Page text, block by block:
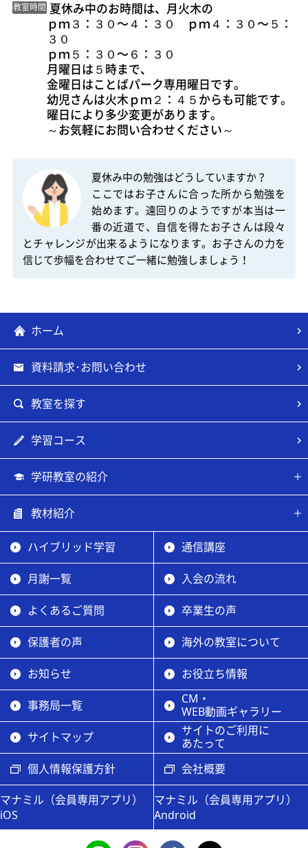
教室時間 夏休み中のお時間は、月火木の
ｐｍ３：３０〜４：３０　ｐｍ４：３０〜５：
３０
ｐｍ５：３０〜６：３０
月曜日は５時まで、
金曜日はことばパーク専用曜日です。
幼児さんは火木ｐｍ２：４５からも可能です。
曜日により多少変更があります。
～お気軽にお問い合わせください～
夏休み中の勉強はどうしていますか？
ここではお子さんに合った所から勉強を
始めます。遠回りのようですが本当は一
番の近道で、自信を得たお子さんは段々
とチャレンジが出来るようになります。お子さんの力を
信じて歩幅を合わせてご一緒に勉強しましょう！
ホーム
資料請求･お問い合わせ
教室を探す
学習コース
学研教室の紹介
教材紹介
ハイブリッド学習 通信講座
月謝一覧 入会の流れ
よくあるご質問 卒業生の声
保護者の声 海外の教室について
お知らせ お役立ち情報
事務局一覧
CM・
WEB動画ギャラリー
サイトマップ
サイトのご利用に
あたって
個人情報保護方針
会社概要
マナミル（会員専用アプリ）
iOS
マナミル（会員専用アプリ）
Android